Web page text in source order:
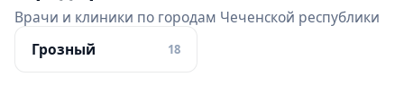
Врачи и клиники по городам Чеченской республики
Грозный
18